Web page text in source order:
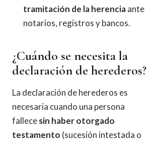
tramitación de la herenciaante
notarios, registros y bancos.
¿Cuándo se necesita la
declaración de herederos?
La declaración de herederos es
necesaria cuando una persona
fallecesin haber otorgado
testamento (sucesión intestada o